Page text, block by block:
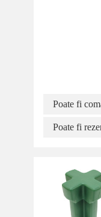
Poate fi
Poate fi